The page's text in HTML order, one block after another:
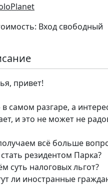
Вход свободный
привет!
в самом разгаре, а
и это не может не
всё больше
стать резидентом Парка?
суть налоговых льгот?
ли иностранные